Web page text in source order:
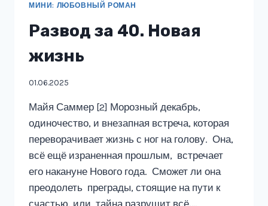
МИНИ: ЛЮБОВНЫЙ РОМАН
Развод за 40. Новая
жизнь
01.06.2025
Майя Саммер [2] Морозный декабрь,
одиночество, и внезапная встреча, которая
переворачивает жизнь с ног на голову. Она,
всё ещё израненная прошлым, встречает
его накануне Нового года. Сможет ли она
преодолеть преграды, стоящие на пути к